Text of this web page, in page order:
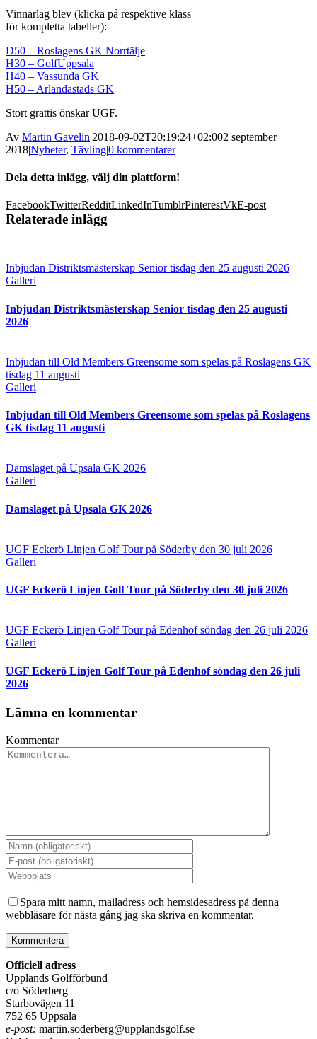
Vinnarlag blev (klicka på respektive klass
för kompletta tabeller):
D50 – Roslagens GK Norrtälje
H30 – GolfUppsala
H40 – Vassunda GK
H50 – Arlandastads GK
Stort grattis önskar UGF.
Av Martin Gavelin|2018-09-02T20:19:24+02:002 september
2018|Nyheter, Tävling|0 kommentarer
Dela detta inlägg, välj din plattform!
FacebookTwitterRedditLinkedInTumblrPinterestVkE-post
Relaterade inlägg
Inbjudan Distriktsmästerskap Senior tisdag den 25 augusti 2026
Galleri
Inbjudan Distriktsmästerskap Senior tisdag den 25 augusti
2026
Inbjudan till Old Members Greensome som spelas på Roslagens GK
tisdag 11 augusti
Galleri
Inbjudan till Old Members Greensome som spelas på Roslagens
GK tisdag 11 augusti
Damslaget på Upsala GK 2026
Galleri
Damslaget på Upsala GK 2026
UGF Eckerö Linjen Golf Tour på Söderby den 30 juli 2026
Galleri
UGF Eckerö Linjen Golf Tour på Söderby den 30 juli 2026
UGF Eckerö Linjen Golf Tour på Edenhof söndag den 26 juli 2026
Galleri
UGF Eckerö Linjen Golf Tour på Edenhof söndag den 26 juli
2026
Lämna en kommentar
Kommentar
Spara mitt namn, mailadress och hemsidesadress på denna
webbläsare för nästa gång jag ska skriva en kommentar.
Officiell adress
Upplands Golfförbund
c/o Söderberg
Starbovägen 11
752 65 Uppsala
e-post: martin.soderberg@upplandsgolf.se